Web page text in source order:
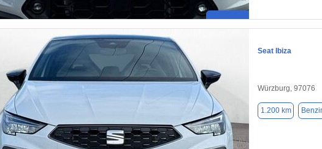
Seat Ibiza
Würzburg, 97076
1.200 km